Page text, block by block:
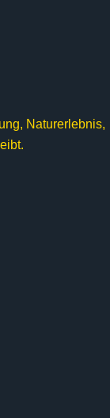
Naturerlebnis,